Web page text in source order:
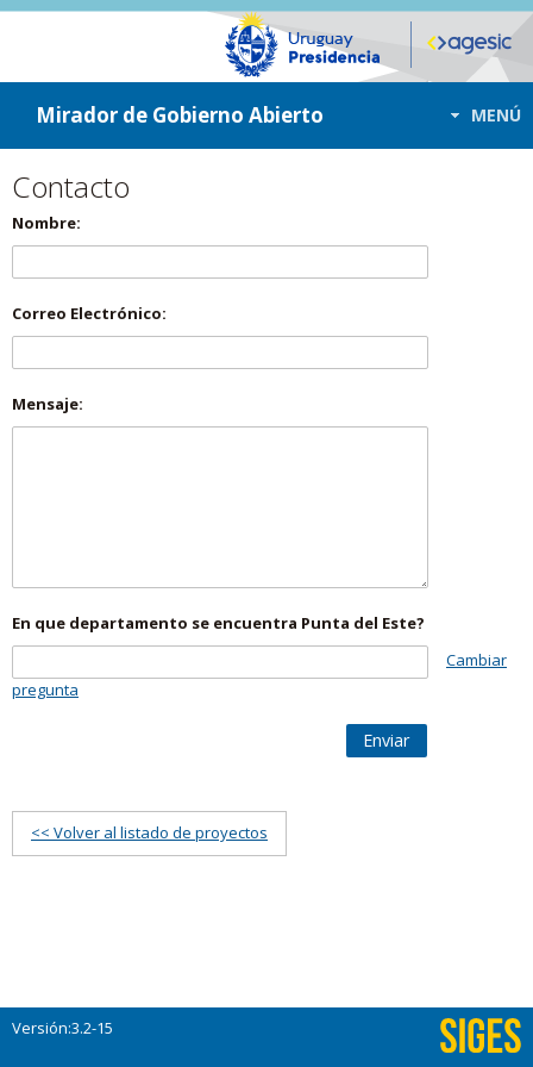
ir a contenido
ir al menú
Mirador de Gobierno Abierto MENÚ
Contacto
Nombre:
Correo Electrónico:
Mensaje:
En que departamento se encuentra Punta del Este?
Cambiar
pregunta
Enviar
<< Volver al listado de proyectos
Versión:3.2-15